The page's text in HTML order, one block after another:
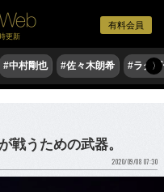
有料会員
更新
#中村剛也 #佐々木朗希 #ラグ〉
戦うための武器。
2020/09/08 07:30